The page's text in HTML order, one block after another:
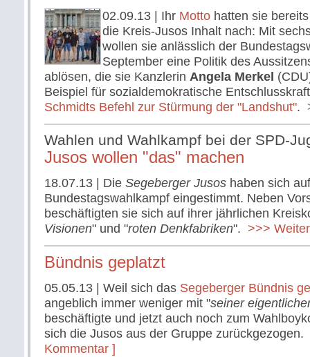
02.09.13 | Ihr Motto hatten sie
die Kreis-Jusos Inhalt nach: Mit
wollen sie anlässlich der
September eine Politik des
ablösen, die sie Kanzlerin Angela Merkel
Beispiel für sozialdemokratische
Schmidts Befehl zur Stürmung der "Landshut".
Wahlen und Wahlkampf bei der SPD-
Jusos wollen "das" machen
18.07.13 | Die Segeberger Jusos haben sich
Bundestagswahlkampf eingestimmt. Neben
beschäftigten sie sich auf ihrer jährlichen
Visionen" und "roten Denkfabriken". >>>
Bündnis geplatzt
05.05.13 | Weil sich das Segeberger Bündnis
angeblich immer weniger mit "seiner
beschäftigte und jetzt auch noch zum
sich die Jusos aus der Gruppe zurückgezogen.
Kommentar ]